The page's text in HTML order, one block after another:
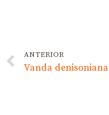
ANTERIOR
Vanda denisoniana